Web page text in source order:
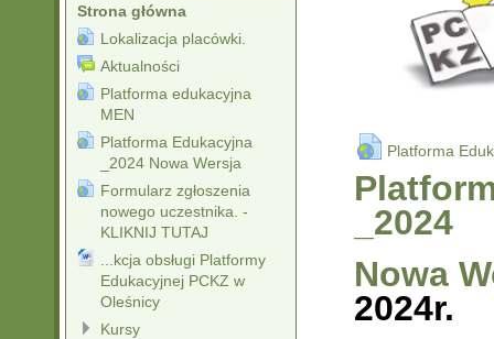
Platforma
_2024
Nowa
2024r.
Strona główna
Lokalizacja placówki.
Aktualności
Platforma edukacyjna
MEN
Platforma Edukacyjna
_2024 Nowa Wersja
Formularz zgłoszenia
nowego uczestnika. -
KLIKNIJ TUTAJ
...kcja obsługi Platformy
Edukacyjnej PCKZ w
Oleśnicy
Kursy